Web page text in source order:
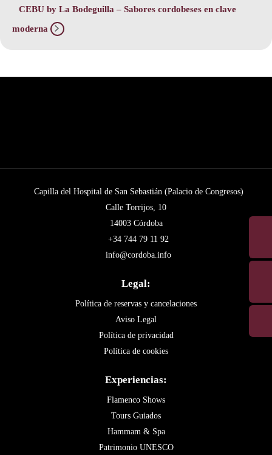
CEBU by La Bodeguilla – Sabores cordobeses en clave
moderna
Capilla del Hospital de San Sebastián (Palacio de Congresos)
Calle Torrijos, 10
14003 Córdoba
+34 744 79 11 92
info@cordoba.info
Legal:
Política de reservas y cancelaciones
Aviso Legal
Política de privacidad
Política de cookies
Experiencias:
Flamenco Shows
Tours Guiados
Hammam & Spa
Patrimonio UNESCO